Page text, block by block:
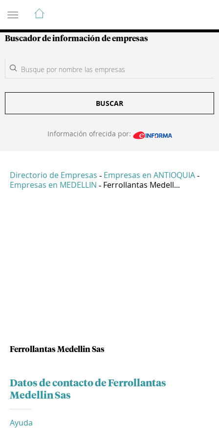
Guía de Empresas Colombianas
Buscador de información de empresas
BUSCAR
Información ofrecida por:
Directorio de Empresas - Empresas en ANTIOQUIA -
Empresas en MEDELLIN - Ferrollantas Medell...
Ferrollantas Medellin Sas
Datos de contacto de Ferrollantas
Medellin Sas
Ayuda